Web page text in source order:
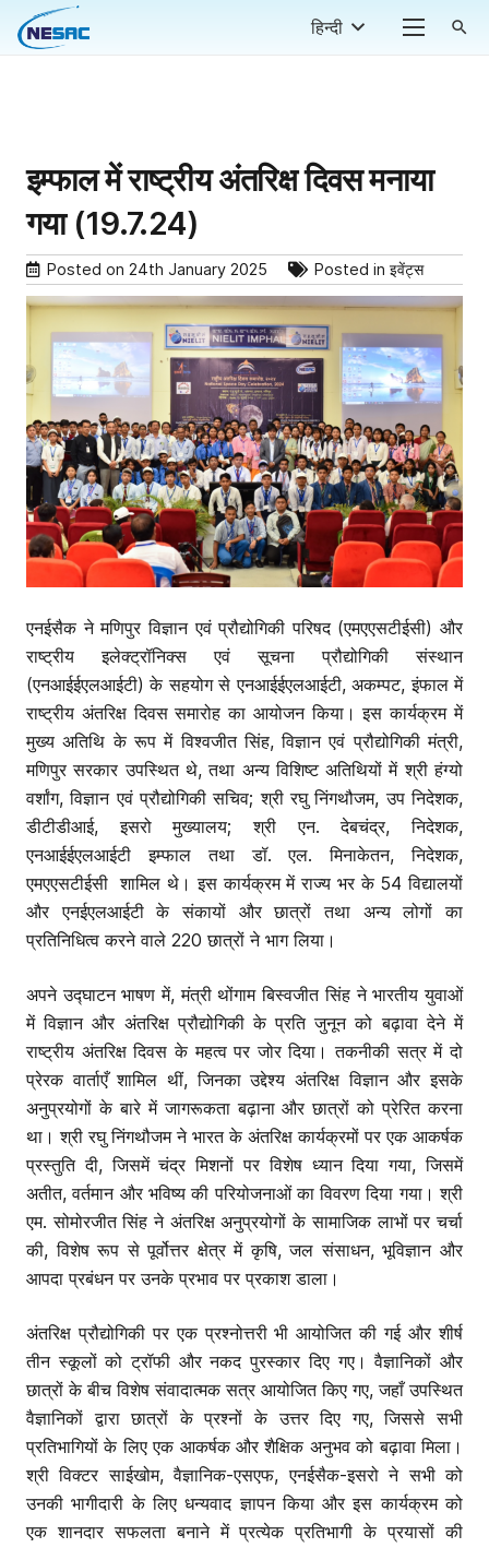
हिन्दी search
इम्फाल में राष्ट्रीय अंतरिक्ष दिवस मनाया
गया (19.7.24)
Posted on 24th January 2025 Posted in इवेंट्स
एनईसैक ने मणिपुर विज्ञान एवं प्रौद्योगिकी परिषद (एमएएसटीईसी) और
राष्ट्रीय इलेक्ट्रॉनिक्स एवं सूचना प्रौद्योगिकी संस्थान
(एनआईईएलआईटी) के सहयोग से एनआईईएलआईटी, अकम्पट, इंफाल में
राष्ट्रीय अंतरिक्ष दिवस समारोह का आयोजन किया। इस कार्यक्रम में
मुख्य अतिथि के रूप में विश्वजीत सिंह, विज्ञान एवं प्रौद्योगिकी मंत्री,
मणिपुर सरकार उपस्थित थे, तथा अन्य विशिष्ट अतिथियों में श्री हंग्यो
वर्शांग, विज्ञान एवं प्रौद्योगिकी सचिव; श्री रघु निंगथौजम, उप निदेशक,
डीटीडीआई, इसरो मुख्यालय; श्री एन. देबचंद्र, निदेशक,
एनआईईएलआईटी इम्फाल तथा डॉ. एल. मिनाकेतन, निदेशक,
एमएएसटीईसी शामिल थे। इस कार्यक्रम में राज्य भर के 54 विद्यालयों
और एनईएलआईटी के संकायों और छात्रों तथा अन्य लोगों का
प्रतिनिधित्व करने वाले 220 छात्रों ने भाग लिया।
अपने उद्घाटन भाषण में, मंत्री थोंगाम बिस्वजीत सिंह ने भारतीय युवाओं
में विज्ञान और अंतरिक्ष प्रौद्योगिकी के प्रति जुनून को बढ़ावा देने में
राष्ट्रीय अंतरिक्ष दिवस के महत्व पर जोर दिया। तकनीकी सत्र में दो
प्रेरक वार्ताएँ शामिल थीं, जिनका उद्देश्य अंतरिक्ष विज्ञान और इसके
अनुप्रयोगों के बारे में जागरूकता बढ़ाना और छात्रों को प्रेरित करना
था। श्री रघु निंगथौजम ने भारत के अंतरिक्ष कार्यक्रमों पर एक आकर्षक
प्रस्तुति दी, जिसमें चंद्र मिशनों पर विशेष ध्यान दिया गया, जिसमें
अतीत, वर्तमान और भविष्य की परियोजनाओं का विवरण दिया गया। श्री
एम. सोमोरजीत सिंह ने अंतरिक्ष अनुप्रयोगों के सामाजिक लाभों पर चर्चा
की, विशेष रूप से पूर्वोत्तर क्षेत्र में कृषि, जल संसाधन, भूविज्ञान और
आपदा प्रबंधन पर उनके प्रभाव पर प्रकाश डाला।
अंतरिक्ष प्रौद्योगिकी पर एक प्रश्नोत्तरी भी आयोजित की गई और शीर्ष
तीन स्कूलों को ट्रॉफी और नकद पुरस्कार दिए गए। वैज्ञानिकों और
छात्रों के बीच विशेष संवादात्मक सत्र आयोजित किए गए, जहाँ उपस्थित
वैज्ञानिकों द्वारा छात्रों के प्रश्नों के उत्तर दिए गए, जिससे सभी
प्रतिभागियों के लिए एक आकर्षक और शैक्षिक अनुभव को बढ़ावा मिला।
श्री विक्टर साईखोम, वैज्ञानिक-एसएफ, एनईसैक-इसरो ने सभी को
उनकी भागीदारी के लिए धन्यवाद ज्ञापन किया और इस कार्यक्रम को
एक शानदार सफलता बनाने में प्रत्येक प्रतिभागी के प्रयासों की